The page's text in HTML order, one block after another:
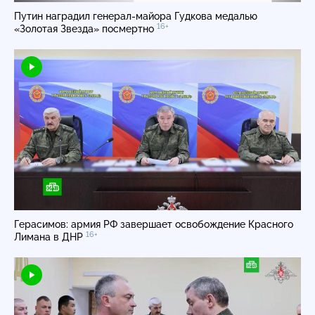
Путин наградил генерал-майора Гудкова медалью
«Золотая Звезда» посмертно 16+
Герасимов: армия РФ завершает освобождение Красного
Лимана в ДНР 16+